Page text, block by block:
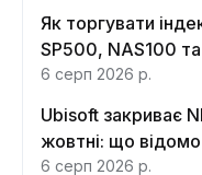
Як торгувати
SP500, NAS100 та
6 серп 2026 р.
Ubisoft закриває
жовтні: що
функцій
6 серп 2026 р.